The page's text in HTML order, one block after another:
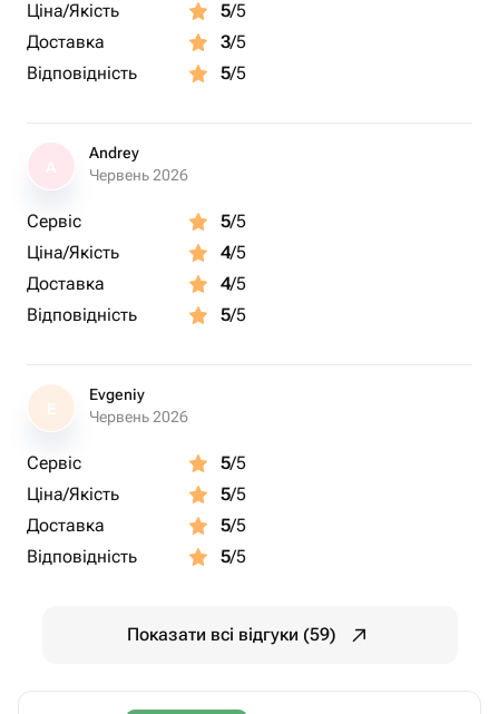
+10 с до 2 суток
перед употреблением подержать при комнатной
Ціна/Якість 5/5
Доставка
3/5
Відповідність
5/5
Andrey
Червень 2026
Сервіс 5/5
Ціна/Якість
4/5
Доставка
4/5
Відповідність
5/5
E
Evgeniy
Червень 2026
Сервіс 5/5
Ціна/Якість
5/5
Доставка
5/5
Відповідність
5/5
Показати всі відгуки (59)